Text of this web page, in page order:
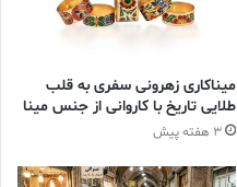
میناکاری زهرونی سفری به قلب
طلایی تاریخ با کاروانی از جنس مینا
3 هفته پیش